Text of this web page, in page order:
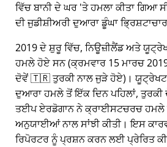
ਵਿੱਚ ਬਾਨੀ ਦੇ ਘਰ 'ਤੇ ਹਮਲਾ ਕੀਤਾ ਗਿਆ
ਦੀ ਜੁਡੀਸ਼ੀਅਰੀ ਦੁਆਰਾ ਡੂੰਘਾ
2019 ਦੇ ਸ਼ੁਰੂ ਵਿੱਚ, ਨਿਊਜ਼ੀਲੈਂਡ ਅਤੇ
ਹਮਲੇ ਹੋਏ ਸਨ (ਕ੍ਰਮਵਾਰ 15 ਮਾਰਚ
ਦੋਵੇਂ 🇹🇷 ਤੁਰਕੀ ਨਾਲ ਜੁੜੇ ਹੋਏ)। ਯੂਟ੍ਰੇਖਟ
ਦੁਆਰਾ ਹਮਲੇ ਤੋਂ ਇੱਕ ਦਿਨ ਪਹਿਲਾਂ, ਤੁਰਕੀ
ਤਈਪ ਏਰਡੋਗਾਨ ਨੇ ਕ੍ਰਾਈਸਟਚਰਚ ਹਮਲੇ
ਅਨੁਯਾਈਆਂ ਨਾਲ ਸਾਂਝੀ ਕੀਤੀ। ਇਸ
ਰਿਪੋਰਟਰ ਨੂੰ ਪ੍ਰਸ਼ਨ ਕਰਨ ਲਈ ਪ੍ਰੇਰਿਤ